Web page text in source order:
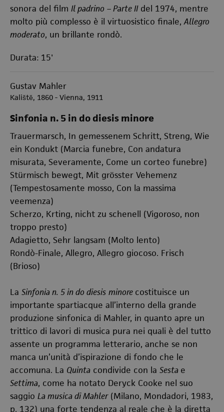
sonora del film Il padrino – Parte IIdel 1974, mentre
molto più complesso è il virtuosistico finale,Allegro
moderato, un brillante rondò.
Durata: 15'
Gustav Mahler
Kaliště, 1860 - Vienna, 1911
Sinfonia n. 5 in do diesis minore
Trauermarsch, In gemessenem Schritt, Streng, Wie
ein Kondukt (Marcia funebre, Con andatura
misurata, Severamente, Come un corteo funebre)
Stürmisch bewegt, Mit grösster Vehemenz
(Tempestosamente mosso, Con la massima
veemenza)
Scherzo, Krting, nicht zu schenell (Vigoroso, non
troppo presto)
Adagietto, Sehr langsam (Molto lento)
Rondò-Finale, Allegro, Allegro giocoso. Frisch
(Brioso)
La Sinfonia n. 5 in do diesis minore costituisce un
importante spartiacque all’interno della grande
produzione sinfonica di Mahler, in quanto apre un
trittico di lavori di musica pura nei quali è del tutto
assente un programma letterario, anche se non
manca un’unità d’ispirazione di fondo che le
accomuna. La Quinta condivide con la Sesta e
Settima, come ha notato Deryck Cooke nel suo
saggio La musica di Mahler(Milano, Mondadori, 1983,
p. 132) una forte tendenza al reale che è la diretta